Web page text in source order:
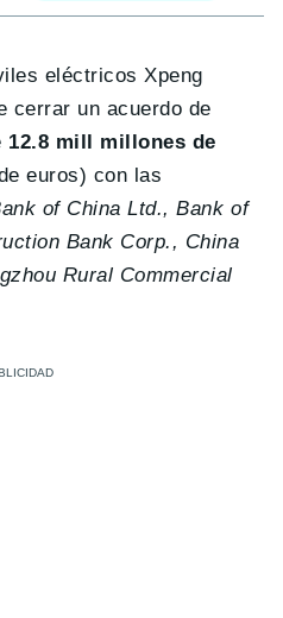
eléctricos Xpeng
cerrar un acuerdo de
12.8 mill millones de
euros) con las
of China Ltd., Bank of
Bank Corp., China
Rural Commercial